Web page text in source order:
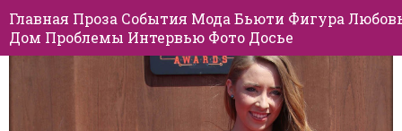
Главная Проза События Мода Бьюти Фигура
Дом Проблемы Интервью Фото Досье